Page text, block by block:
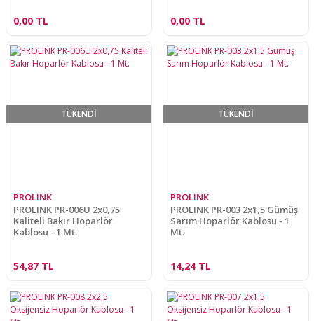
0,00 TL 0,00 TL
TÜKENDİ
PROLINK
PROLINK PR-006U 2x0,75
Kaliteli Bakır Hoparlör
Kablosu - 1 Mt.
54,87 TL
TÜKENDİ
PROLINK
PROLINK PR-003 2x1,5 Gümüş
Sarım Hoparlör Kablosu - 1
Mt.
14,24 TL